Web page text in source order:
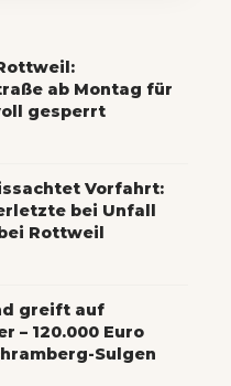
ab Montag für
gesperrt
Vorfahrt:
bei Unfall
Rottweil
greift auf
– 120.000 Euro
Sulgen